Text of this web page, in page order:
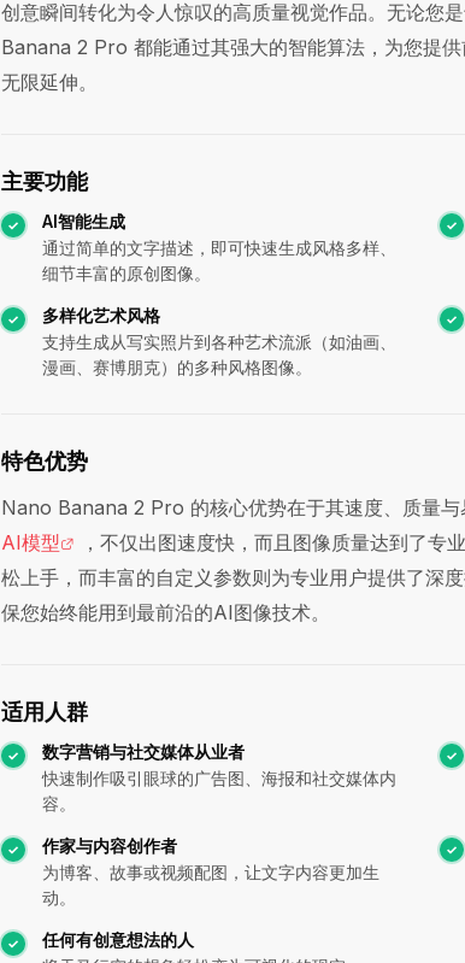
创意瞬间转化为令人惊叹的高质量视觉作品。无论您
Banana 2 Pro 都能通过其强大的智能算法，为您提
无限延伸。
主要功能
AI智能生成
通过简单的文字描述，即可快速生成风格多样、
细节丰富的原创图像。
多样化艺术风格
支持生成从写实照片到各种艺术流派（如油画、
漫画、赛博朋克）的多种风格图像。
特色优势
Nano Banana 2 Pro 的核心优势在于其速度、质量
AI模型
，不仅出图速度快，而且图像质量达到了专
松上手，而丰富的自定义参数则为专业用户提供了深
保您始终能用到最前沿的AI图像技术。
适用人群
数字营销与社交媒体从业者
快速制作吸引眼球的广告图、海报和社交媒体内
容。
作家与内容创作者
为博客、故事或视频配图，让文字内容更加生
动。
任何有创意想法的人